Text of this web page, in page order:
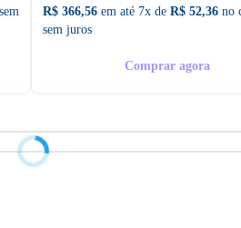
R$ 366,56 em até 7x de R$ 52,36 no
sem juros
Comprar agora